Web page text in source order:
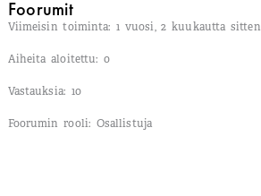
Foorumit
Viimeisin toiminta: 1 vuosi, 2 kuukautta sitten
Aiheita aloitettu: 0
Vastauksia: 10
Foorumin rooli: Osallistuja